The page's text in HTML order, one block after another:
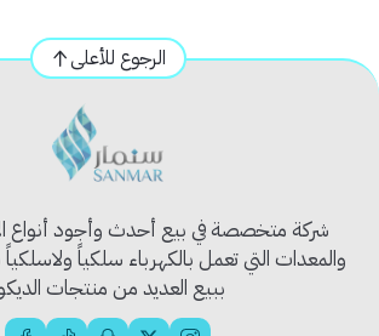
🟡تشطيب ذهبي فاخر يضفي لمسة
يحتوي على قلب كمبيوتر ومفاتيح
تركيب سهل ومتوافق مع معظم
مقاوم للصدأ والخدوش للاستخدام
يدين أمامية وخلفية بتشطيب ذهبي
قلب كمبيوتر مع مفاتيح
ماكينة قفل داخلية
الرجوع للأعلى
شركة متخصصة في بيع أحدث وأجود أنواع
والمعدات التي تعمل بالكهرباء سلكياً ولاسلكياً
ببيع العديد من منتجات